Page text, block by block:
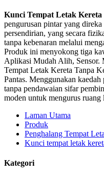
Kunci Tempat Letak
pengurusan pintar yang
persendirian, yang secara
tanpa kebenaran melalui
Produk ini menyokong tiga
Aplikasi Mudah Alih, Sensor.
Tempat Letak Kereta Tanpa
Pantas. Menggunakan kaedah
tanpa pendawaian sifar
moden untuk mengurus ruang
Laman Utama
Produk
Penghalang Tempat
Kunci tempat letak
Kategori